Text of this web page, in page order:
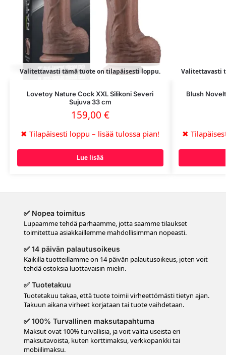
Valitettavasti tämä tuote on tilapäisesti loppu.
Lovetoy Nature Cock XXL Silikoni Severi
Sujuva 33 cm
159,00 €
✖ Tilapäisesti loppu – lisää tulossa pian!
Lue lisää
Valitettavasti
Blush
✖
✅ Nopea toimitus
Lupaamme tehdä parhaamme, jotta saamme tilaukset
toimitettua asiakkaillemme mahdollisimman nopeasti.
✅ 14 päivän palautusoikeus
Kaikilla tuotteillamme on 14 päivän palautusoikeus, joten voit
tehdä ostoksia luottavaisin mielin.
✅ Tuotetakuu
Tuotetakuu takaa, että tuote toimii virheettömästi tietyn ajan.
Takuun aikana virheet korjataan tai tuote vaihdetaan.
✅ 100% Turvallinen maksutapahtuma
Maksut ovat 100% turvallisia, ja voit valita useista eri
maksutavoista, kuten korttimaksu, verkkopankki tai
mobiilimaksu.